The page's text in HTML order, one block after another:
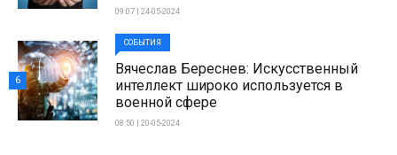
09:07 | 24-05-2024
СОБЫТИЯ
Вячеслав Береснев: Искусственный
интеллект широко используется в
военной сфере
08:50 | 20-05-2024
6